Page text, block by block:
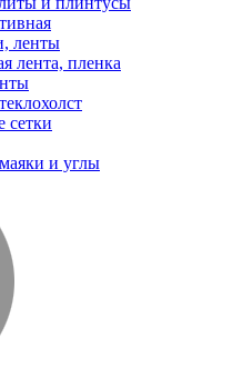
ленты
лента, пленка
сетки
и углы